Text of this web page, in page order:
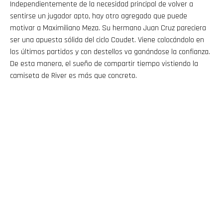
Independientemente de la necesidad principal de volver a
sentirse un jugador apto, hay otro agregado que puede
motivar a Maximiliano Meza. Su hermano Juan Cruz pareciera
ser una apuesta sólida del ciclo Coudet. Viene colocándolo en
los últimos partidos y con destellos va ganándose la confianza.
De esta manera, el sueño de compartir tiempo vistiendo la
camiseta de River es más que concreto.